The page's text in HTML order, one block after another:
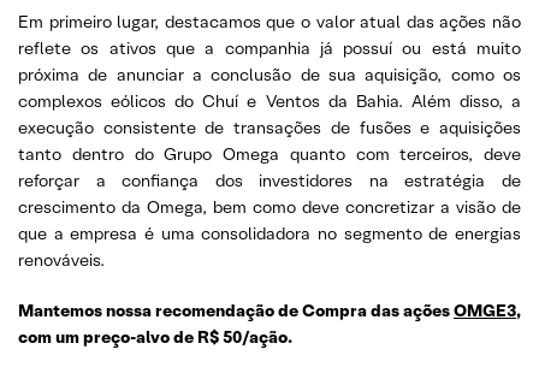
Em primeiro lugar, destacamos que o valor atual das ações não
reflete os ativos que a companhia já possuí ou está muito
próxima de anunciar a conclusão de sua aquisição, como os
complexos eólicos do Chuí e Ventos da Bahia. Além disso, a
execução consistente de transações de fusões e aquisições
tanto dentro do Grupo Omega quanto com terceiros, deve
reforçar a confiança dos investidores na estratégia de
crescimento da Omega, bem como deve concretizar a visão de
que a empresa é uma consolidadora no segmento de energias
renováveis.
Mantemos nossa recomendação de Compra das açõesOMGE3,
com um preço-alvo de R$ 50/ação.